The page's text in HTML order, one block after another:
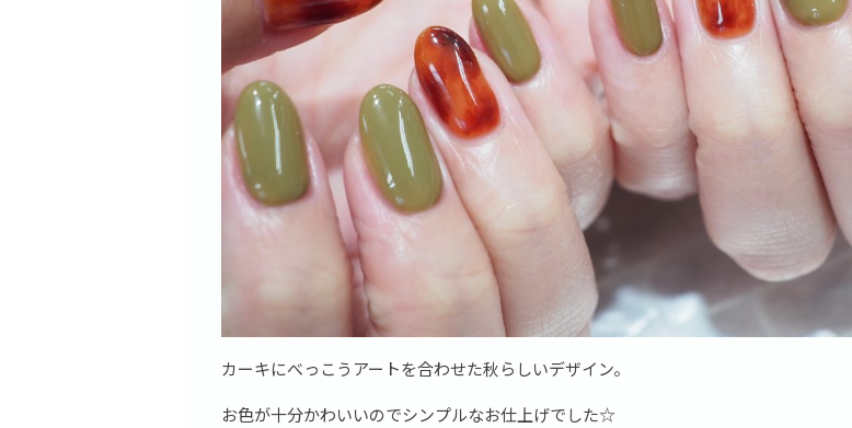
カーキにべっこうアートを合わせた秋らしいデザイン。
お色が十分かわいいのでシンプルなお仕上げでした☆